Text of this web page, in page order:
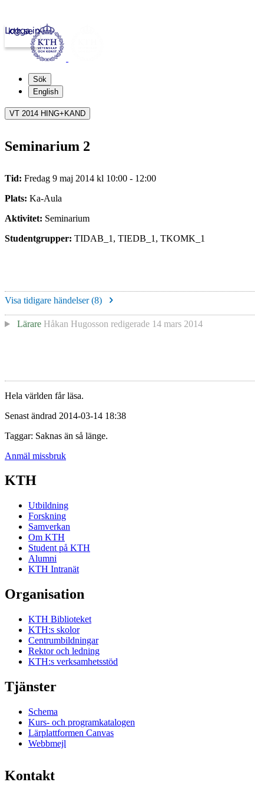
kth.se
Logga in
Sök
English
VT 2014 HING+KAND
Seminarium 2
Tid: Fredag 9 maj 2014 kl 10:00 - 12:00
Plats: Ka-Aula
Aktivitet: Seminarium
Studentgrupper: TIDAB_1, TIEDB_1, TKOMK_1
Visa tidigare händelser (8)
Lärare Håkan Hugosson redigerade 14 mars 2014
Hela världen får läsa.
Senast ändrad 2014-03-14 18:38
Taggar: Saknas än så länge.
Anmäl missbruk
KTH
Utbildning
Forskning
Samverkan
Om KTH
Student på KTH
Alumni
KTH Intranät
Organisation
KTH Biblioteket
KTH:s skolor
Centrumbildningar
Rektor och ledning
KTH:s verksamhetsstöd
Tjänster
Schema
Kurs- och programkatalogen
Lärplattformen Canvas
Webbmejl
Kontakt